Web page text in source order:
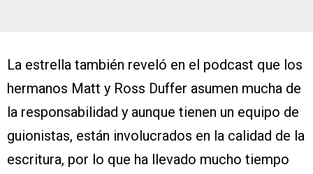
La estrella también reveló en el podcast que los
hermanos Matt y Ross Duffer asumen mucha de
la responsabilidad y aunque tienen un equipo de
guionistas, están involucrados en la calidad de la
escritura, por lo que ha llevado mucho tiempo